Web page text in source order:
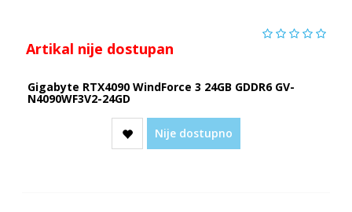
Artikal nije dostupan
Gigabyte RTX4090 WindForce 3 24GB GDDR6 GV-
N4090WF3V2-24GD
Nije dostupno